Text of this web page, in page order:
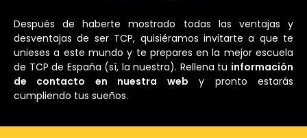
Después de haberte mostrado todas las ventajas y
desventajas de ser TCP, quisiéramos invitarte a que te
unieses a este mundo y te prepares en la mejor escuela
de TCP de España (sí, la nuestra). Rellena tu información
de contacto en nuestra web
y pronto estarás
cumpliendo tus sueños.